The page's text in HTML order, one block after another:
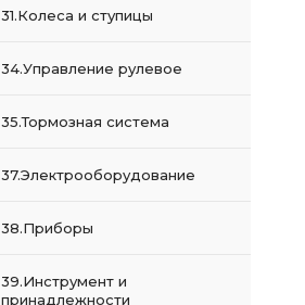
31.Колеса и ступицы
34.Управление рулевое
35.Тормозная система
37.Электрооборудование
38.Приборы
39.Инструмент и
принадлежности